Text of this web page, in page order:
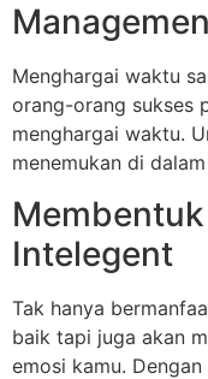
Menghargai waktu
orang-orang sukses
menghargai waktu.
menemukan di
Intelegent
Tak hanya
baik tapi juga akan
emosi kamu.